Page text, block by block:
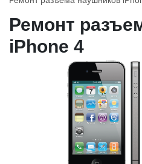
Ремонт
iPhone 4